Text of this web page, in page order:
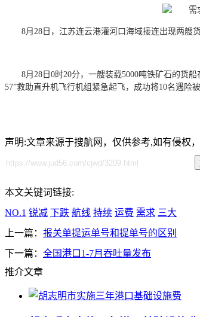
8月28日，江苏连云港灌河口海域接连出现两艘
8月28日0时20分，一艘装载5000吨铁矿石的货
57”救助直升机飞行机组紧急起飞，成功将10名遇险
声明:文章来源于搜航网，仅供参考,如有侵权
本文关键词链接:
NO.1 锐减 下跌 航线 持续 运费 需求 三大
上一篇： 报关单提运单号和提单号的区别
下一篇： 全国港口1-7月吞吐量发布
推介文章